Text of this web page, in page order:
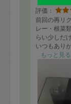
評価：
前回の再リ
レー・根菜
らい少しだ
いつもあり
もっと見る